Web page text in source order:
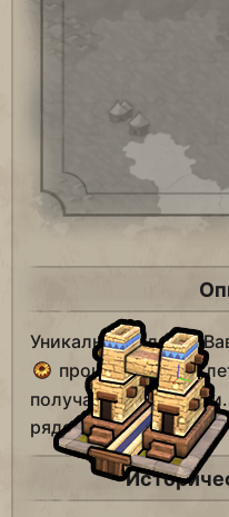
Уникальное здание
производства.
получают +1
пищи.
рядом с рекой.